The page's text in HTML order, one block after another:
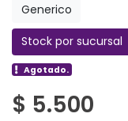
Generico
Stock por sucursal
Agotado.
$ 5.500